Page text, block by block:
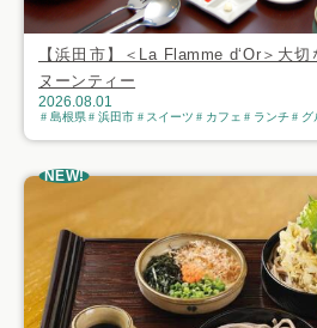
【浜田市】＜La Flamme d‘Or＞大
ヌーンティー
2026.08.01
島根県 浜田市 スイーツ カフェ ランチ グ
NEW!